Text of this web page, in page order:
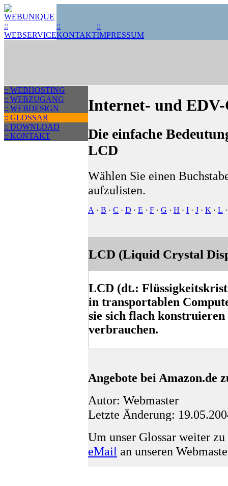
::
KONTAKT
::
IMPRESSUM
:: WEBHOSTING
:: WEBZUGANG
:: WEBDESIGN
:: GLOSSAR
:: DOWNLOAD
:: KONTAKT
Internet- und EDV-
Die einfache
LCD
Wählen Sie einen
aufzulisten.
A · B · C · D · E · F · G · H · I · J · K · L
LCD (Liquid Crystal
LCD (dt.:
in transportablen
sie sich flach
verbrauchen.
Angebote bei Amazon.de
Autor: Webmaster
Letzte Änderung:
Um unser Glossar weiter
eMail an unseren